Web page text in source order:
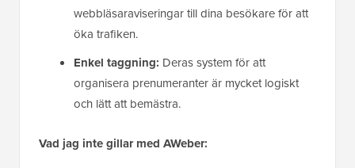
webbläsaraviseringar till dina besökare för att
öka trafiken.
Enkel taggning: Deras system för att
organisera prenumeranter är mycket logiskt
och lätt att bemästra.
Vad jag inte gillar med AWeber: